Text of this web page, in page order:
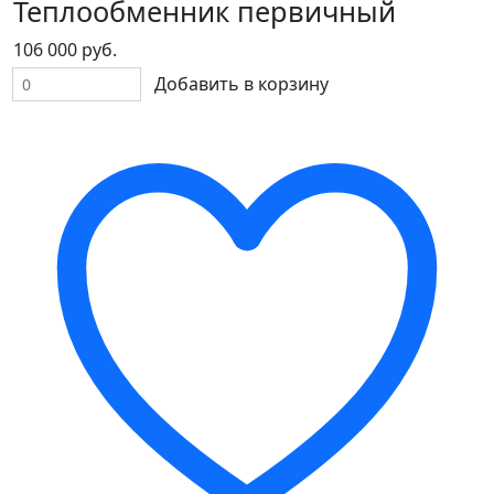
Теплообменник первичный
106 000 руб.
Добавить в корзину